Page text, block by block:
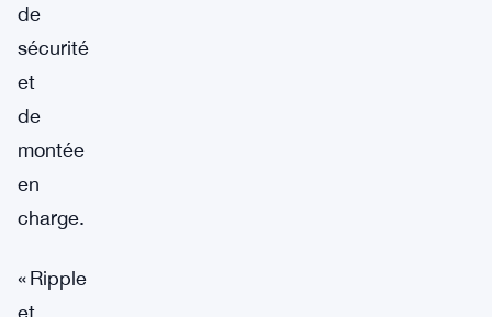
de
sécurité
et
de
montée
en
charge.
« Ripple
et